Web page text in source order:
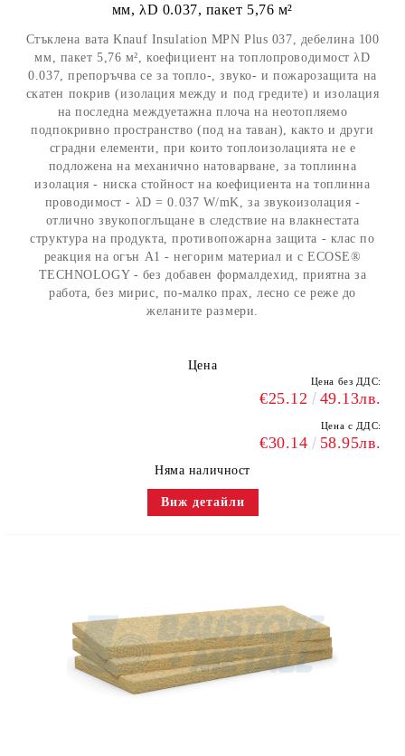
мм, λD 0.037, пакет 5,76 м²
Стъклена вата Knauf Insulation MPN Plus 037, дебелина 100
мм, пакет 5,76 м², коефициент на топлопроводимост λD
0.037, препоръчва се за топло-, звуко- и пожарозащита на
скатен покрив (изолация между и под гредите) и изолация
на последна междуетажна плоча на неотопляемо
подпокривно пространство (под на таван), както и други
сградни елементи, при които топлоизолацията не е
подложена на механично натоварване, за топлинна
изолация - ниска стойност на коефициента на топлинна
проводимост - λD = 0.037 W/mK, за звукоизолация -
отлично звукопоглъщане в следствие на влакнестата
структура на продукта, противопожарна защита - клас по
реакция на огън А1 - негорим материал и с ECOSE®
TECHNOLOGY - без добавен формалдехид, приятна за
работа, без мирис, по-малко прах, лесно се реже до
желаните размери.
Цена
Цена без ДДС:
€25.12 49.13лв.
Цена с ДДС:
€30.14 58.95лв.
Няма наличност
Виж детайли